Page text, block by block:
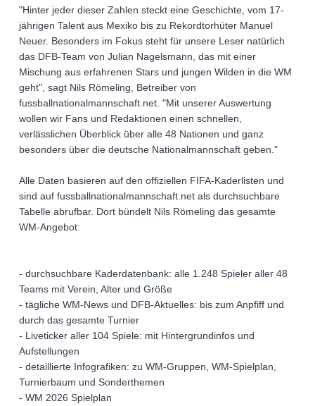
"Hinter jeder dieser Zahlen steckt eine Geschichte, vom 17-
jährigen Talent aus Mexiko bis zu Rekordtorhüter Manuel
Neuer. Besonders im Fokus steht für unsere Leser natürlich
das DFB-Team von Julian Nagelsmann, das mit einer
Mischung aus erfahrenen Stars und jungen Wilden in die WM
geht", sagt Nils Römeling, Betreiber von
fussballnationalmannschaft.net. "Mit unserer Auswertung
wollen wir Fans und Redaktionen einen schnellen,
verlässlichen Überblick über alle 48 Nationen und ganz
besonders über die deutsche Nationalmannschaft geben."
Alle Daten basieren auf den offiziellen FIFA-Kaderlisten und
sind auf fussballnationalmannschaft.net als durchsuchbare
Tabelle abrufbar. Dort bündelt Nils Römeling das gesamte
WM-Angebot:
- durchsuchbare Kaderdatenbank: alle 1.248 Spieler aller 48
Teams mit Verein, Alter und Größe
- tägliche WM-News und DFB-Aktuelles: bis zum Anpfiff und
durch das gesamte Turnier
- Liveticker aller 104 Spiele: mit Hintergrundinfos und
Aufstellungen
- detaillierte Infografiken: zu WM-Gruppen, WM-Spielplan,
Turnierbaum und Sonderthemen
- WM 2026 Spielplan